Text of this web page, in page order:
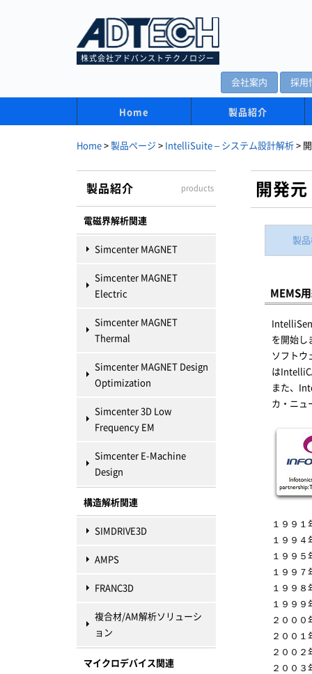
株式会社アドバンストテクノロジー
会社案内 採用
Home 製品紹介
Home > 製品ページ > IntelliSuite – システム設計解析 >
製品紹介 products
電磁界解析関連
Simcenter MAGNET
Simcenter MAGNET
Electric
Simcenter MAGNET
Thermal
Simcenter MAGNET Design
Optimization
Simcenter 3D Low
Frequency EM
Simcenter E-Machine
Design
構造解析関連
SIMDRIVE3D
AMPS
FRANC3D
複合材/AM解析ソリューシ
ョン
マイクロデバイス関連
開発元
製
MEMS
を開始し
ソフトウ
は
また、
カ・ニュ
１９９
１９９
１９９
１９９
１９９
１９９
２００
２００
２００
２００